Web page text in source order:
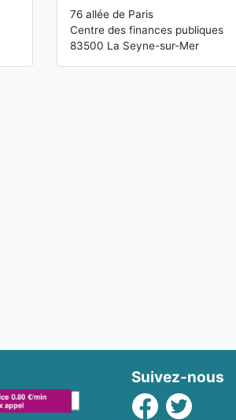
76 allée de Paris
Centre des finances publiques
83500 La Seyne-sur-Mer
Suivez-nous
Facebook
Twitter